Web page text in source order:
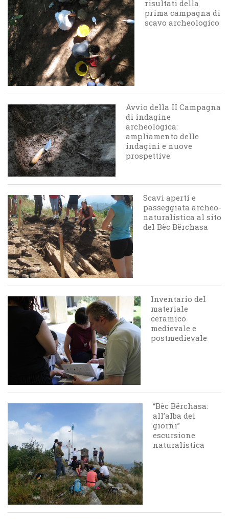
risultati della
prima campagna di
scavo archeologico
Avvio della II Campagna
di indagine
archeologica:
ampliamento delle
indagini e nuove
prospettive.
Scavi aperti e
passeggiata archeo-
naturalistica al sito
del Bèc Bërchasa
Inventario del
materiale
ceramico
medievale e
postmedievale
“Bèc Bërchasa:
all’alba dei
giorni”
escursione
naturalistica